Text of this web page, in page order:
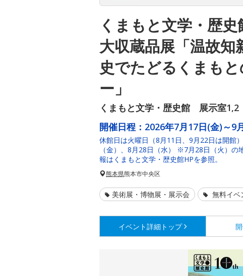
くまもと文学・歴
大収蔵品展「温故知
史でたどるくまも
ー」
くまもと文学・歴史館 展示室1,2
開催日程： 2026年7月17日(金)～9
休館日は火曜日（8月11日、9月22日は開館
（金）、8月28日（水） ※7月28日（火）
報はくまもと文学・歴史館HPを参照。
熊本県熊本市中央区
美術展・博物展・展示会 無料イベ
イベント詳細 トップ